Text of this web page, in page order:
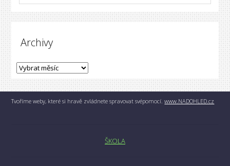
Archivy
Tvoříme weby, které si hravě zvládnete spravovat svépomocí.www.NADOHLED.cz
ŠKOLA